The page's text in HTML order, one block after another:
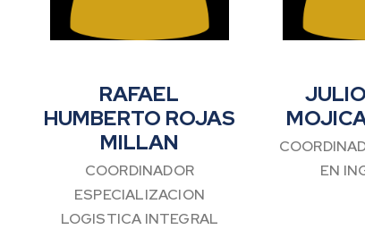
RAFAEL
HUMBERTO ROJAS
MILLAN
COORDINADOR
ESPECIALIZACION
LOGISTICA INTEGRAL
EN